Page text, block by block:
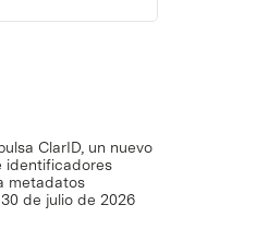
ClarID, un nuevo
identificadores
metadatos
30 de julio de 2026